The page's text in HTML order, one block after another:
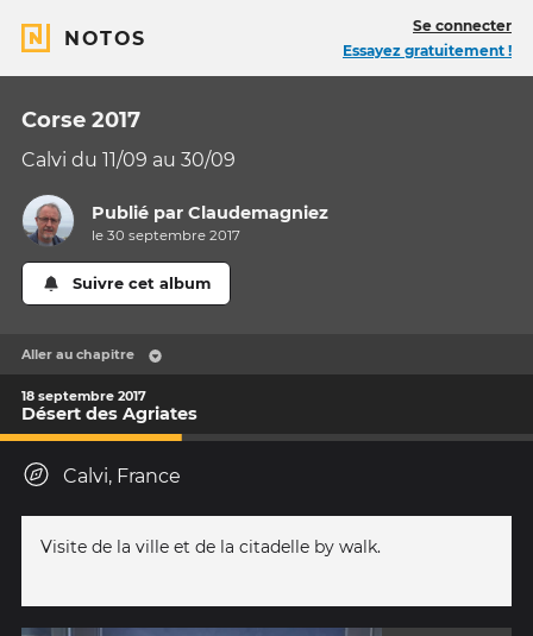
NOTOS
Se connecter
Essayez gratuitement !
Corse 2017
Calvi du 11/09 au 30/09
Publié parClaudemagniez
le 30 septembre 2017
Suivre cet album
Aller au chapitre
18 septembre 2017
Désert des Agriates
Calvi, France
Visite de la ville et de la citadelle by walk.